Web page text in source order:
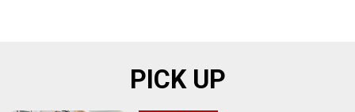
PICK UP